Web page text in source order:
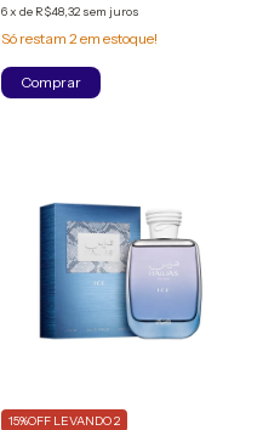
6x de R$48,32 sem juros
Só restam 2em estoque!
Comprar
15%OFF LEVANDO 2